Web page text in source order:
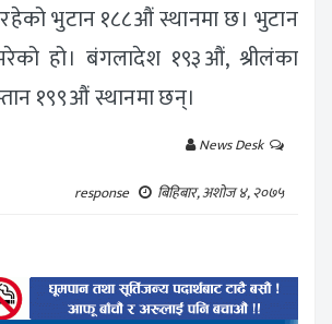
भुटान १८८औं स्थानमा छ। भुटान
हो। बंगलादेश १९३औं, श्रीलंका
१९९औं स्थानमा छन्।
News Desk
response
बिहिबार, अशोज ४, २०७५